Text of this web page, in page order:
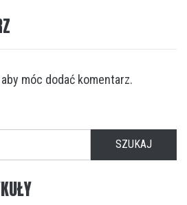
aby móc dodać komentarz.